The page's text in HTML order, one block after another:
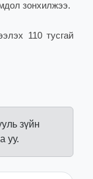
зонхилжээ.
110 тусгай
зүйн
уу.